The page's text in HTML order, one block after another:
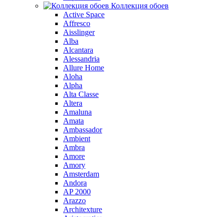
Коллекция обоев
Active Space
Affresco
Aisslinger
Alba
Alcantara
Alessandria
Allure Home
Aloha
Alpha
Alta Classe
Altera
Amaluna
Amata
Ambassador
Ambient
Ambra
Amore
Amory
Amsterdam
Andora
AP 2000
Arazzo
Architexture